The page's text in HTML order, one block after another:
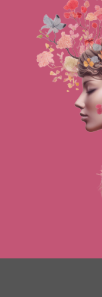
prijsverhogende
het afsluiten
Artikel 6,
Sandra van der
rechten op door
plannen,
hierop
“knowhow”,
rekening zijn
verbeteringen
aanvraag van de
genoemde
toestemming
geheel noch
anders dan voor
ter hand gesteld
bekendgemaakt,
gebruikt of ter